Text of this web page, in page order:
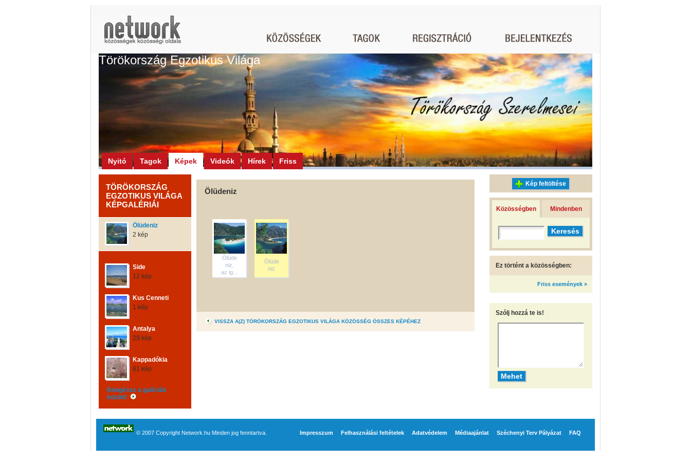
Törökország Egzotikus Világa
Nyitó Tagok Képek Videók Hírek Friss
TÖRÖKORSZÁG
EGZOTIKUS VILÁGA
KÉPGALÉRIÁI
Ölüdeniz
2 kép
Side
12 kép
Kus Cenneti
1 kép
Antalya
29 kép
Kappadókia
81 kép
Böngéssz a galériák
között!
Ölüdeniz
Ölüde
niz,
az ig...
Ölüde
niz
VISSZA A(Z) TÖRÖKORSZÁG EGZOTIKUS VILÁGA KÖZÖSSÉG ÖSSZES KÉPÉHEZ
Kép feltöltése
Közösségben Mindenben
Ez történt a közösségben:
Friss események »
Szólj hozzá te is!
© 2007 Copyright Network.hu Minden jog fenntartva. Impresszum Felhasználási feltételek Adatvédelem Médiaajánlat Széchenyi Terv Pályázat FAQ